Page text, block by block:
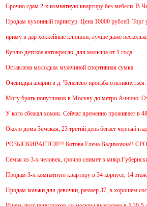
Срочно сдам 2-х комнатную квартиру без мебели. В
Продам кухонный гарнитур. Цена 10000 рублей. Торг
приму в дар хоккейные клюшки, лучше даже несколько:)
Куплю детское автокресло, для малыша от 1 года.
Оставлена молодым мужчиной спортивная сумка.
Очевидцы аварии в д. Чепелево просьба откликнуться.
Могу брать попутчиков в Москву до метро Аннино.
У кого сбежал хомяк. Сейчас временно проживает в 48
Около дома Земская, 23 третий день бегает черный
РОЗЫСКИВАЕТСЯ!!! Котова Елена Вадимовна!!
Семья из 3-х человек, срочно снимет в
Продам 3-х комнатную квартиру в 34 корпусе, 14
Продам коньки для девочки, размер 37, в хорошем